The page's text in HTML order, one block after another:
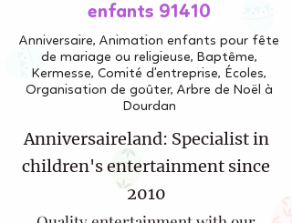
enfants 91410
Anniversaire, Animation enfants pour fête
de mariage ou religieuse, Baptême,
Kermesse, Comité d'entreprise, Écoles,
Organisation de goûter, Arbre de Noël à
Dourdan
Anniversaireland: Specialist in
children's entertainment since
2010